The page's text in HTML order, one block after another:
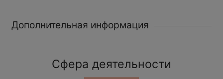
Дополнительная информация
Сфера деятельности